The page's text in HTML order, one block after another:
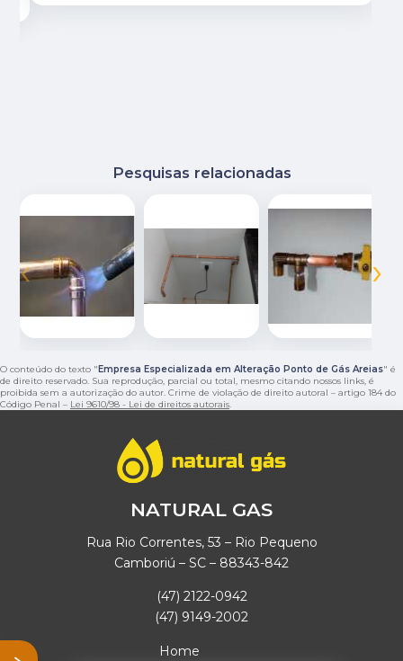
Pesquisas relacionadas
‹ ›
O conteúdo do texto " Empresa Especializada em Alteração Ponto de Gás Areias" é
de direito reservado. Sua reprodução, parcial ou total, mesmo citando nossos links, é
proibida sem a autorização do autor. Crime de violação de direito autoral – artigo 184 do
Código Penal – Lei 9610/98 - Lei de direitos autorais.
NATURAL GAS
Rua Rio Correntes, 53 – Rio Pequeno
Camboriú – SC – 88343-842
(47) 2122-0942
(47) 9149-2002
Home